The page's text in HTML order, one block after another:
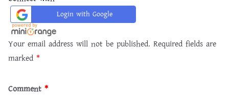
Login with Google
Your email address will not be published. Required fields are
marked *
Comment *